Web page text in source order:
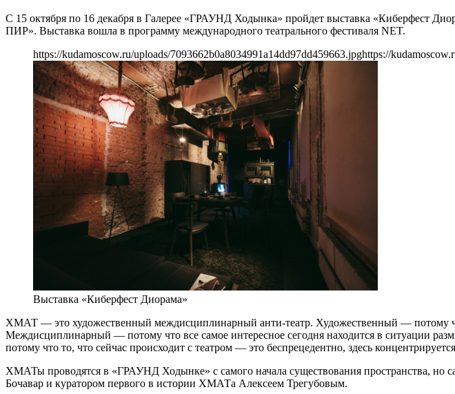
С 15 октября по 16 декабря в Галерее «ГРАУНД Ходынка» пройдет выставка
ПИР». Выставка вошла в программу международного театрального фестиваля NET.
https://kudamoscow.ru/uploads/7093662b0a8034991a14dd97dd459663.jpghttps://
Выставка «Киберфест Диорама»
ХМАТ — это художественный междисциплинарный анти-театр. Художественный — потому
Междисциплинарный — потому что все самое интересное сегодня находится в ситуации
потому что то, что сейчас происходит с театром — это беспрецедентно, здесь
ХМАТы проводятся в «ГРАУНД Ходынке» с самого начала существования пространства,
Бочавар и куратором первого в истории ХМАТа Алексеем Трегубовым.